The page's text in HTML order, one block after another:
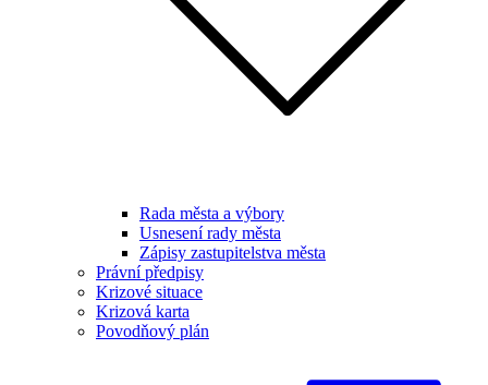
Rada města a výbory
Usnesení rady města
Zápisy zastupitelstva města
Právní předpisy
Krizové situace
Krizová karta
Povodňový plán